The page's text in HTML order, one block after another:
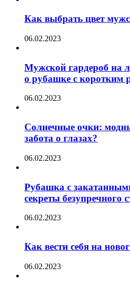
Как выбрать цвет
06.02.2023
Мужской гардероб на
о рубашке с коротким
06.02.2023
Солнечные очки:
забота о глазах?
06.02.2023
Рубашка с
секреты безупречного
06.02.2023
Как вести себя на
06.02.2023